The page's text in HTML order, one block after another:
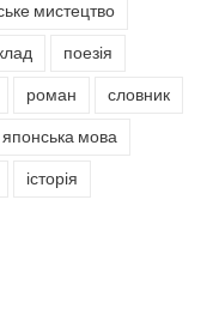
мистецтво
поезія
роман словник
японська мова
історія